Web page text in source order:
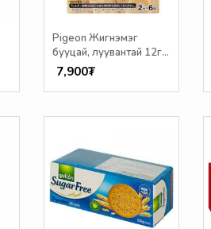
Pigeon Жигнэмэг
бууцай, луувантай 12гр
/6+ сар/
7,900₮